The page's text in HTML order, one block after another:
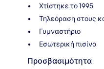
Χτίστηκε το 1995
Τηλεόραση στους
Γυμναστήριο
Εσωτερική πισίνα
Προσβασιμότητα